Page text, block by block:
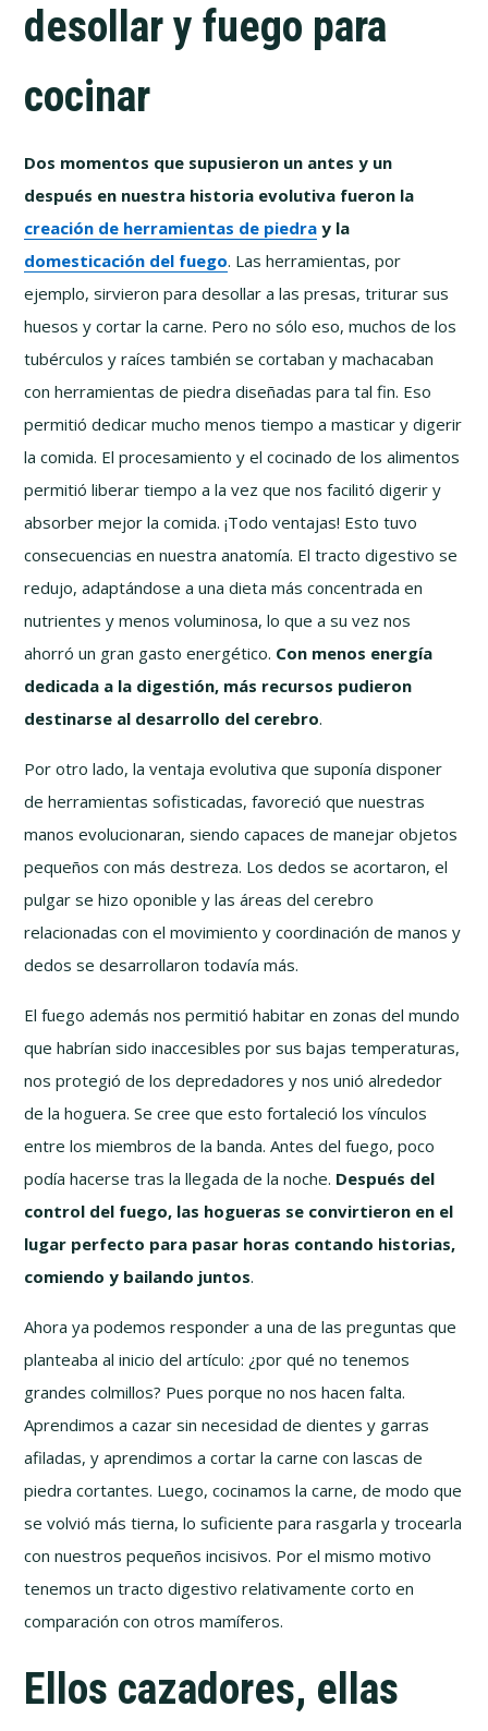
desollar y fuego para
cocinar
Dos momentos que supusieron un antes y un
después en nuestra historia evolutiva fueron la
creación de herramientas de piedra y la
domesticación del fuego. Las herramientas, por
ejemplo, sirvieron para desollar a las presas, triturar sus
huesos y cortar la carne. Pero no sólo eso, muchos de los
tubérculos y raíces también se cortaban y machacaban
con herramientas de piedra diseñadas para tal fin. Eso
permitió dedicar mucho menos tiempo a masticar y digerir
la comida. El procesamiento y el cocinado de los alimentos
permitió liberar tiempo a la vez que nos facilitó digerir y
absorber mejor la comida. ¡Todo ventajas! Esto tuvo
consecuencias en nuestra anatomía. El tracto digestivo se
redujo, adaptándose a una dieta más concentrada en
nutrientes y menos voluminosa, lo que a su vez nos
ahorró un gran gasto energético. Con menos energía
dedicada a la digestión, más recursos pudieron
destinarse al desarrollo del cerebro.
Por otro lado, la ventaja evolutiva que suponía disponer
de herramientas sofisticadas, favoreció que nuestras
manos evolucionaran, siendo capaces de manejar objetos
pequeños con más destreza. Los dedos se acortaron, el
pulgar se hizo oponible y las áreas del cerebro
relacionadas con el movimiento y coordinación de manos y
dedos se desarrollaron todavía más.
El fuego además nos permitió habitar en zonas del mundo
que habrían sido inaccesibles por sus bajas temperaturas,
nos protegió de los depredadores y nos unió alrededor
de la hoguera. Se cree que esto fortaleció los vínculos
entre los miembros de la banda. Antes del fuego, poco
podía hacerse tras la llegada de la noche. Después del
control del fuego, las hogueras se convirtieron en el
lugar perfecto para pasar horas contando historias,
comiendo y bailando juntos.
Ahora ya podemos responder a una de las preguntas que
planteaba al inicio del artículo: ¿por qué no tenemos
grandes colmillos? Pues porque no nos hacen falta.
Aprendimos a cazar sin necesidad de dientes y garras
afiladas, y aprendimos a cortar la carne con lascas de
piedra cortantes. Luego, cocinamos la carne, de modo que
se volvió más tierna, lo suficiente para rasgarla y trocearla
con nuestros pequeños incisivos. Por el mismo motivo
tenemos un tracto digestivo relativamente corto en
comparación con otros mamíferos.
Ellos cazadores, ellas